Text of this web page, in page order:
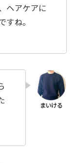
ヘアケアに
すね。